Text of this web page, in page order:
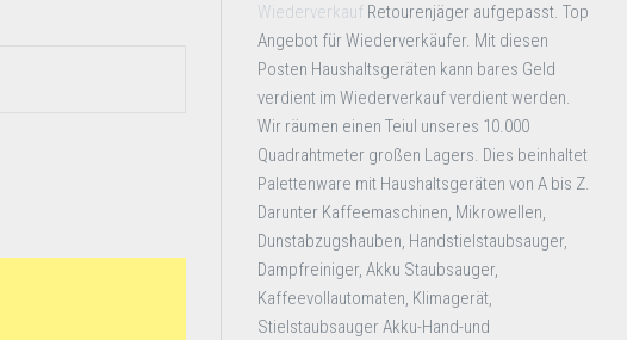
Wiederverkauf Retourenjäger aufgepasst. Top
Angebot für Wiederverkäufer. Mit diesen
Posten Haushaltsgeräten kann bares Geld
verdient im Wiederverkauf verdient werden.
Wir räumen einen Teiul unseres 10.000
Quadrahtmeter großen Lagers. Dies beinhaltet
Palettenware mit Haushaltsgeräten von A bis Z.
Darunter Kaffeemaschinen, Mikrowellen,
Dunstabzugshauben, Handstielstaubsauger,
Dampfreiniger, Akku Staubsauger,
Kaffeevollautomaten, Klimagerät,
Stielstaubsauger Akku-Hand-und